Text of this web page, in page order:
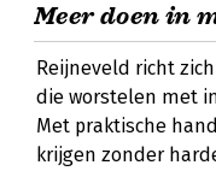
Meer doen in
Reijneveld richt
die worstelen met
Met praktische
krijgen zonder